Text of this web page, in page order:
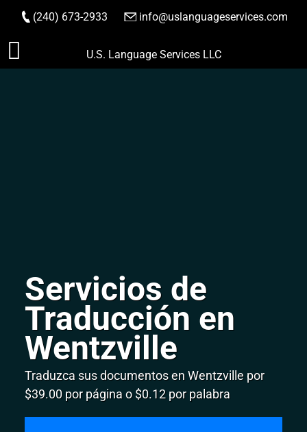
Saltar
(240) 673-2933 info@uslanguageservices.com
HACER PEDIDO
U.S. Language Services LLC
Servicios de
Traducción en
Wentzville
Traduzca sus documentos en Wentzville por
$39.00 por página o $0.12 por palabra